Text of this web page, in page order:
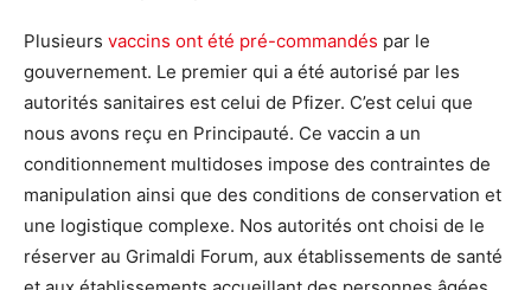
Plusieurs vaccins ont été pré-commandés par le
gouvernement. Le premier qui a été autorisé par les
autorités sanitaires est celui de Pfizer. C’est celui que
nous avons reçu en Principauté. Ce vaccin a un
conditionnement multidoses impose des contraintes de
manipulation ainsi que des conditions de conservation et
une logistique complexe. Nos autorités ont choisi de le
réserver au Grimaldi Forum, aux établissements de santé